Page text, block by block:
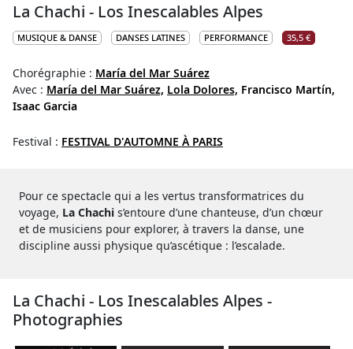
La Chachi - Los Inescalables Alpes
MUSIQUE & DANSE DANSES LATINES PERFORMANCE 35,5 €
Chorégraphie : María del Mar Suárez
Avec : María del Mar Suárez, Lola Dolores, Francisco Martín,
Isaac Garcia
Festival : FESTIVAL D'AUTOMNE À PARIS
Pour ce spectacle qui a les vertus transformatrices du
voyage, La Chachi s’entoure d’une chanteuse, d’un chœur
et de musiciens pour explorer, à travers la danse, une
discipline aussi physique qu’ascétique : l’escalade.
La Chachi - Los Inescalables Alpes -
Photographies